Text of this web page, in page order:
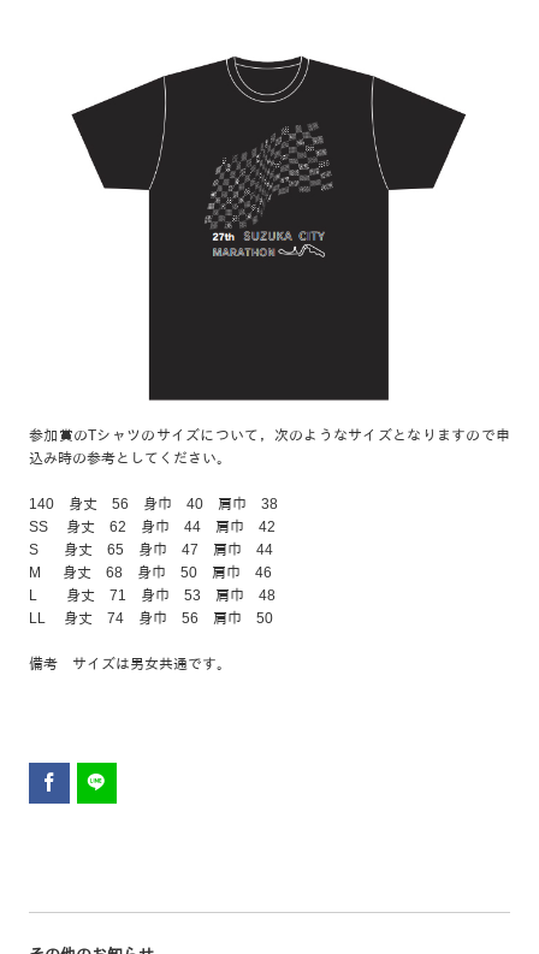
参加賞のTシャツのサイズについて，次のようなサイズとなりますので申
込み時の参考としてください。
140 身丈 56 身巾 40 肩巾 38
SS 身丈 62 身巾 44 肩巾 42
S 身丈 65 身巾 47 肩巾 44
M 身丈 68 身巾 50 肩巾 46
L 身丈 71 身巾 53 肩巾 48
LL 身丈 74 身巾 56 肩巾 50
備考 サイズは男女共通です。